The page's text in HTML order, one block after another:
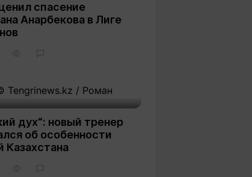
спасение
Анарбекова в Лиге
дух“: новый тренер
об особенности
Казахстана